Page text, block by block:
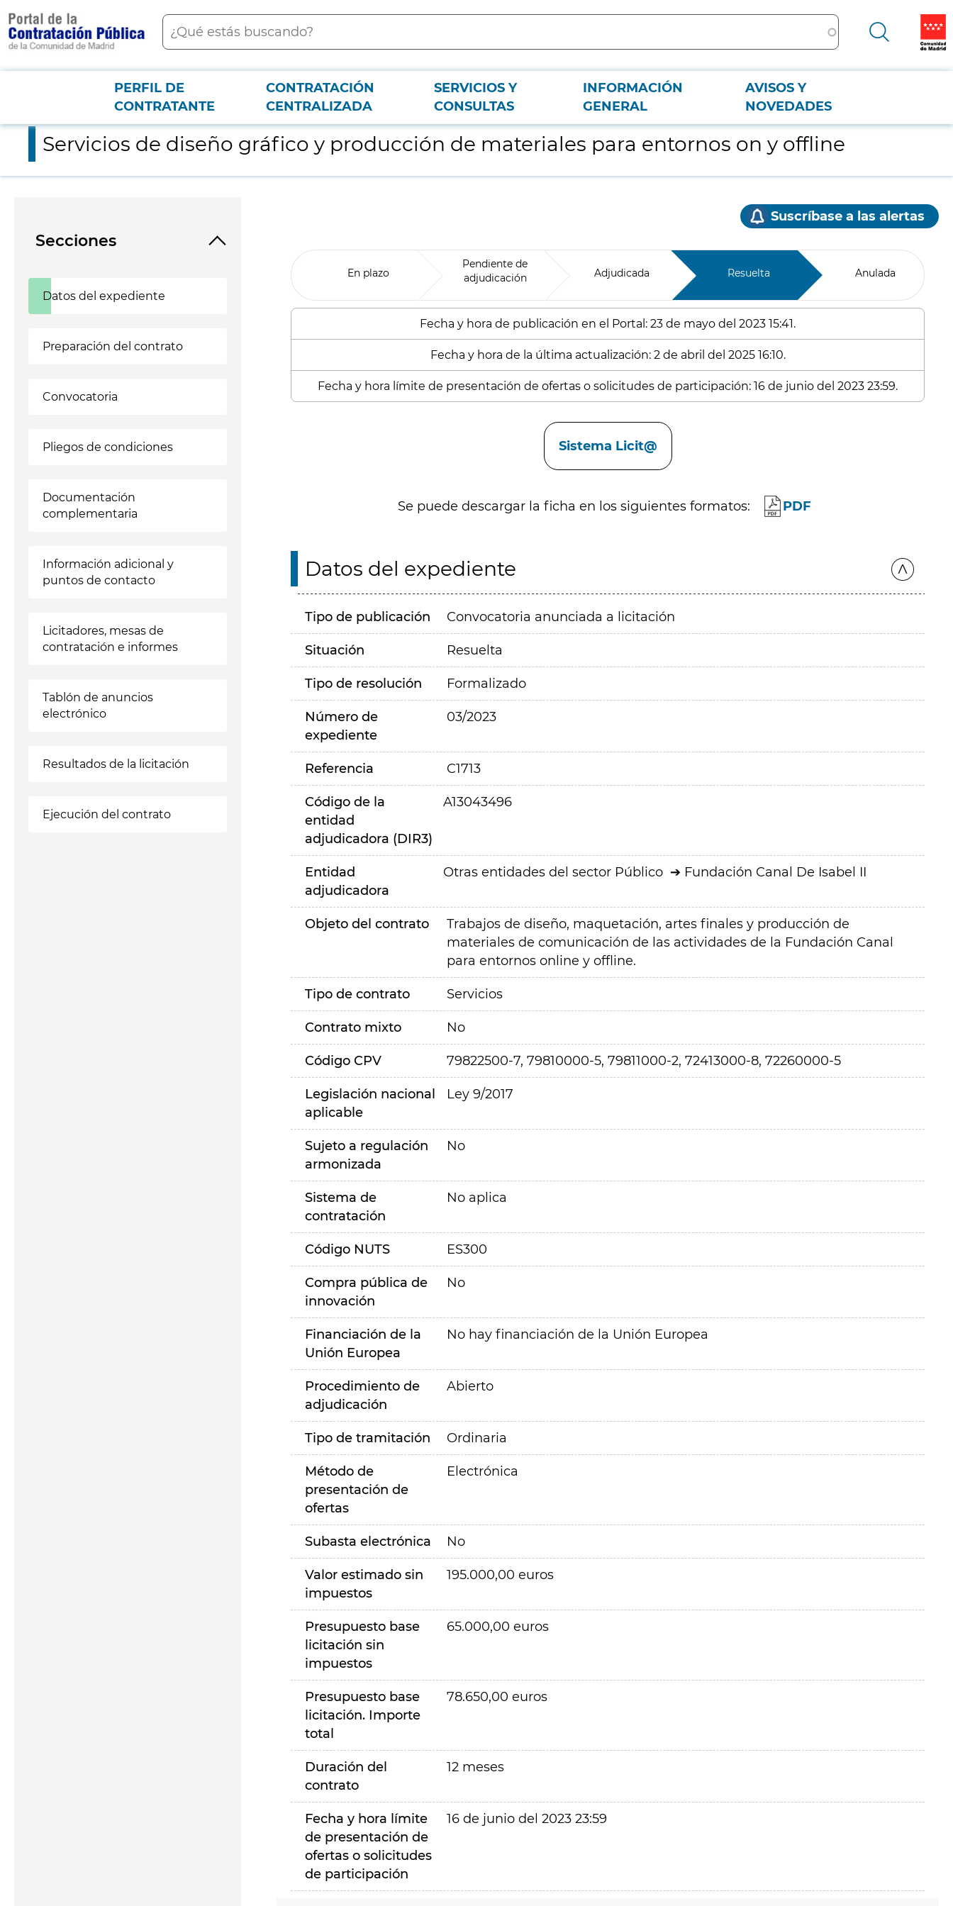
contenido
principal
Buscar
Menú PCON
PERFIL DE
CONTRATANTE
CONTRATACIÓN
CENTRALIZADA
SERVICIOS Y
CONSULTAS
INFORMACIÓN
GENERAL
AVISOS Y
NOVEDADES
Servicios de diseño gráfico y producción de materiales para entornos on y offline
Servicios de diseño gráfico y producción de materiales para entornos on y offline
Secciones
Datos del expediente
Preparación del contrato
Convocatoria
Pliegos de condiciones
Documentación
complementaria
Información adicional y
puntos de contacto
Licitadores, mesas de
contratación e informes
Tablón de anuncios
electrónico
Resultados de la licitación
Ejecución del contrato
Suscríbase a las alertas
En plazo
Pendiente de
adjudicación
Adjudicada Resuelta Anulada
Fecha y hora de publicación en el Portal: 23 de mayo del 2023 15:41.
Fecha y hora de la última actualización: 2 de abril del 2025 16:10.
Fecha y hora límite de presentación de ofertas o solicitudes de participación: 16 de junio del 2023 23:59.
Sistema Licit@
Se puede descargar la ficha en los siguientes formatos: PDF
Datos del expediente
Tipo de publicación Convocatoria anunciada a licitación
Situación Resuelta
Tipo de resolución Formalizado
Número de
expediente
03/2023
Referencia C1713
Código de la
entidad
adjudicadora (DIR3)
A13043496
Entidad
adjudicadora
Otras entidades del sector Público Fundación Canal De Isabel II
Objeto del contrato
Trabajos de diseño, maquetación, artes finales y producción de
materiales de comunicación de las actividades de la Fundación Canal
para entornos online y offline.
Tipo de contrato Servicios
Contrato mixto No
Código CPV 79822500-7, 79810000-5, 79811000-2, 72413000-8, 72260000-5
Legislación nacional
aplicable
Ley 9/2017
Sujeto a regulación
armonizada
No
Sistema de
contratación
No aplica
Código NUTS ES300
Compra pública de
innovación
No
Financiación de la
Unión Europea
No hay financiación de la Unión Europea
Procedimiento de
adjudicación
Abierto
Tipo de tramitación Ordinaria
Método de
presentación de
ofertas
Electrónica
Subasta electrónica No
Valor estimado sin
impuestos
195.000,00 euros
Presupuesto base
licitación sin
impuestos
65.000,00 euros
Presupuesto base
licitación. Importe
total
78.650,00 euros
Duración del
contrato
12 meses
Fecha y hora límite
de presentación de
ofertas o solicitudes
de participación
16 de junio del 2023 23:59